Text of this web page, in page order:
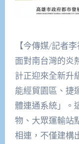
【今傳媒/記者李
面對南台灣的炎
計正迎來全新升
能經貿園區、捷
體連通系統」。
物、大眾運輸站
相連，不僅建構